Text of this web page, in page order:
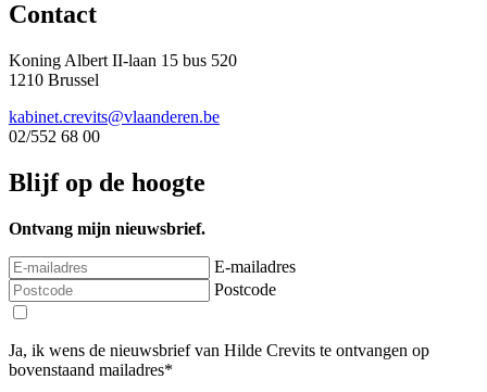
Contact
Koning Albert II-laan 15 bus 520
1210 Brussel
kabinet.crevits@vlaanderen.be
02/552 68 00
Blijf op de hoogte
Ontvang mijn nieuwsbrief.
E-mailadres
Postcode
Ja, ik wens de nieuwsbrief van Hilde Crevits te ontvangen op
bovenstaand mailadres*